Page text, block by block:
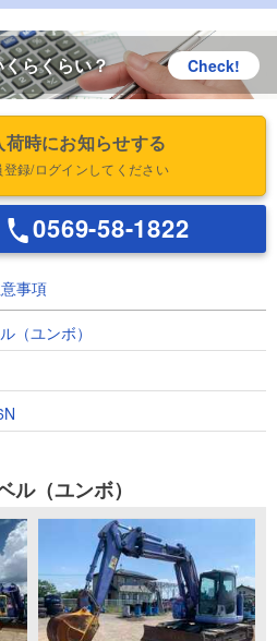
らくらい？ Check!
時にお知らせする
録/ログインしてください
0569-58-1822
事項
（ユンボ）
ル（ユンボ）